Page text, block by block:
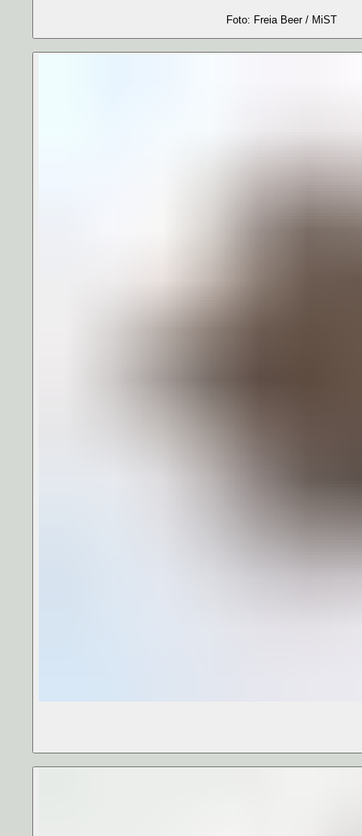
Foto: Freia Beer / MiST